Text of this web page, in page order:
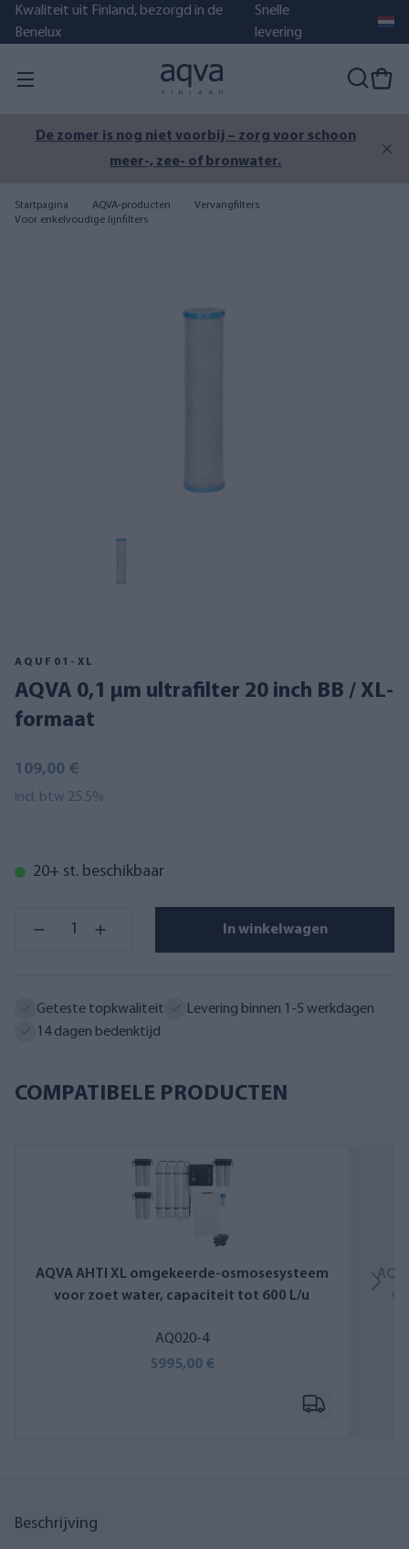
Kwaliteit uit Finland, bezorgd in de
Benelux
Snelle
levering
De zomer is nog niet voorbij – zorg voor schoon
meer-, zee- of bronwater.
Startpagina AQVA-producten
Vervangfilters
Voor enkelvoudige lijnfilters
AQUF01-XL
AQVA 0,1 µm ultrafilter 20 inch BB / XL-
formaat
109,00 €
incl. btw 25.5%
20+ st. beschikbaar
In winkelwagen
Geteste topkwaliteit
Levering binnen 1-5 werkdagen
14 dagen bedenktijd
COMPATIBELE PRODUCTEN
AQVA AHTI XL omgekeerde-osmosesysteem
voor zoet water, capaciteit tot 600 L/u
AQ020-4
5995,00 €
Beschrijving